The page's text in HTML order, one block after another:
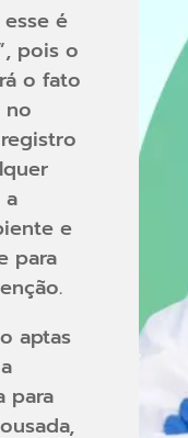
é
pois o
o fato
no
e
para
aptas
para